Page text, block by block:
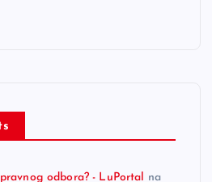
odbora? - LuPortal na